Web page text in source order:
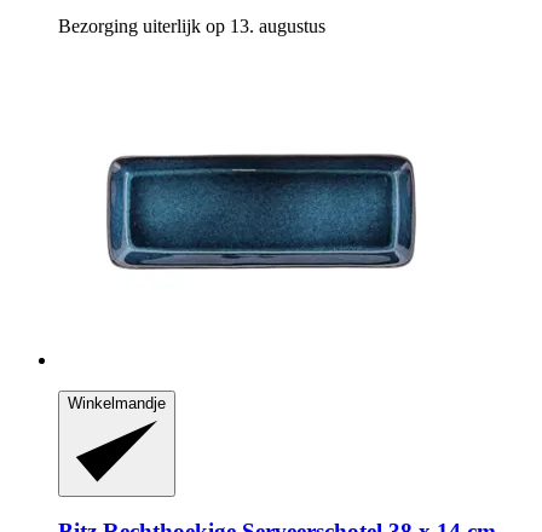
Bezorging uiterlijk op 13. augustus
Winkelmandje